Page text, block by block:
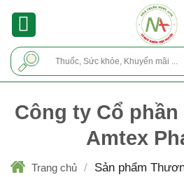
Công ty Cổ
Amtex
Trang chủ / Sản phẩm